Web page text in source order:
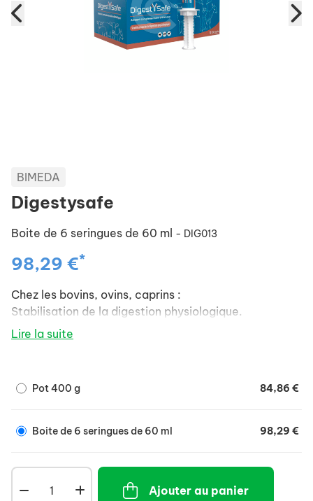
BIMEDA
Digestysafe
Boite de 6 seringues de 60 ml - DIG013
98,29 €*
Chez les bovins, ovins, caprins :
Stabilisation de la digestion physiologique.
Lire la suite
Pot 400 g 84,86 €
Boite de 6 seringues de 60 ml 98,29 €
Ajouter au panier